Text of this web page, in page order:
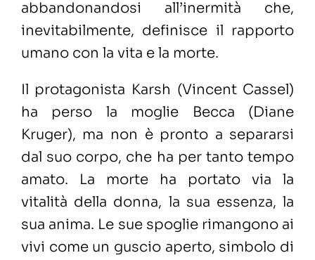
abbandonandosi all’inermità che,
inevitabilmente, definisce il rapporto
umano con la vita e la morte.
Il protagonista Karsh (Vincent Cassel)
ha perso la moglie Becca (Diane
Kruger), ma non è pronto a separarsi
dal suo corpo, che ha per tanto tempo
amato. La morte ha portato via la
vitalità della donna, la sua essenza, la
sua anima. Le sue spoglie rimangono ai
vivi come un guscio aperto, simbolo di